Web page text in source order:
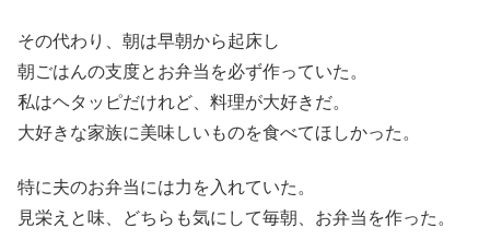
その代わり、朝は早朝から起床し
朝ごはんの支度とお弁当を必ず作っていた。
私はヘタッピだけれど、料理が大好きだ。
大好きな家族に美味しいものを食べてほしかった。
特に夫のお弁当には力を入れていた。
見栄えと味、どちらも気にして毎朝、お弁当を作った。